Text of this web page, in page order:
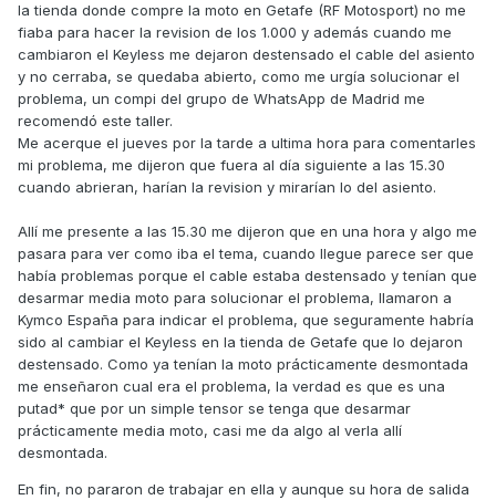
la tienda donde compre la moto en Getafe (RF Motosport) no me
fiaba para hacer la revision de los 1.000 y además cuando me
cambiaron el Keyless me dejaron destensado el cable del asiento
y no cerraba, se quedaba abierto, como me urgía solucionar el
problema, un compi del grupo de WhatsApp de Madrid me
recomendó este taller.
Me acerque el jueves por la tarde a ultima hora para comentarles
mi problema, me dijeron que fuera al día siguiente a las 15.30
cuando abrieran, harían la revision y mirarían lo del asiento.
Allí me presente a las 15.30 me dijeron que en una hora y algo me
pasara para ver como iba el tema, cuando llegue parece ser que
había problemas porque el cable estaba destensado y tenían que
desarmar media moto para solucionar el problema, llamaron a
Kymco España para indicar el problema, que seguramente habría
sido al cambiar el Keyless en la tienda de Getafe que lo dejaron
destensado. Como ya tenían la moto prácticamente desmontada
me enseñaron cual era el problema, la verdad es que es una
putad* que por un simple tensor se tenga que desarmar
prácticamente media moto, casi me da algo al verla allí
desmontada.
En fin, no pararon de trabajar en ella y aunque su hora de salida